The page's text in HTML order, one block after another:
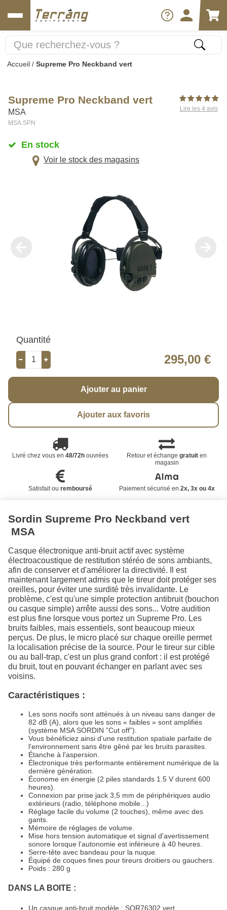
Accueil / Supreme Pro Neckband vert
Supreme Pro Neckband vert
MSA
MSA.SPN
Lire les 4 avis
En stock
Voir le stock des magasins
Quantité
295,00 €
Ajouter au panier
Ajouter aux favoris
Livré chez vous en 48/72houvrées Retour et échangegratuit en
magasin
Satisfait ou remboursé Paiement sécurisé en 2x, 3x ou 4x
Sordin Supreme Pro Neckband vert
MSA
Casque électronique anti-bruit actif avec système
électroacoustique de restitution stéréo de sons ambiants,
afin de conserver et d'améliorer la directivité. Il est
maintenant largement admis que le tireur doit protéger ses
oreilles, pour éviter une surdité très invalidante. Le
problème, c'est qu'une simple protection antibruit (bouchon
ou casque simple) arrête aussi des sons... Votre audition
est plus fine lorsque vous portez un Supreme Pro. Les
bruits faibles, mais essentiels, sont beaucoup mieux
perçus. De plus, le micro placé sur chaque oreille permet
la localisation précise de la source. Pour le tireur sur cible
ou au ball-trap, c'est un plus grand confort : il est protégé
du bruit, tout en pouvant échanger en parlant avec ses
voisins.
Caractéristiques :
Les sons nocifs sont atténués à un niveau sans danger de
82 dB (A), alors que les sons « faibles » sont amplifiés
(système MSA SORDIN ”Cut off”).
Vous bénéficiez ainsi d'une restitution spatiale parfaite de
l'environnement sans être gêné par les bruits parasites.
Étanche à l'aspersion.
Électronique très performante entièrement numérique de la
dernière génération.
Économe en énergie (2 piles standards 1.5 V durent 600
heures).
Connexion par prise jack 3,5 mm de périphériques audio
extérieurs (radio, téléphone mobile...)
Réglage facile du volume (2 touches), même avec des
gants.
Mémoire de réglages de volume.
Mise hors tension automatique et signal d'avertissement
sonore lorsque l'autonomie est inférieure à 40 heures.
Serre-tête avec bandeau pour la nuque.
Équipé de coques fines pour tireurs droitiers ou gauchers.
Poids : 280 g
DANS LA BOITE :
Un casque anti-bruit modèle : SOR76302 vert